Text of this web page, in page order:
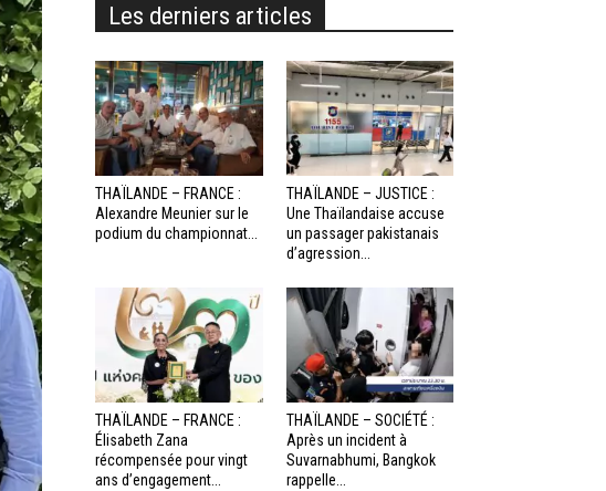
Les derniers articles
THAÏLANDE – FRANCE :
Alexandre Meunier sur le
podium du championnat...
THAÏLANDE – JUSTICE :
Une Thaïlandaise accuse
un passager pakistanais
d’agression...
THAÏLANDE – FRANCE :
Élisabeth Zana
récompensée pour vingt
ans d’engagement...
THAÏLANDE – SOCIÉTÉ :
Après un incident à
Suvarnabhumi, Bangkok
rappelle...